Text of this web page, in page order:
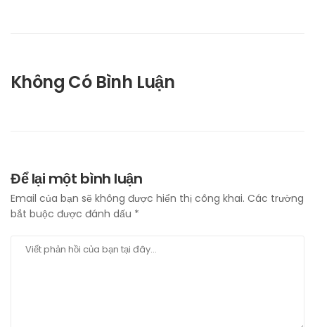
Không Có Bình Luận
Để lại một bình luận
Email của bạn sẽ không được hiển thị công khai. Các trường
bắt buộc được đánh dấu *